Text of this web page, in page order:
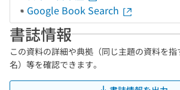
Google Book Search
書誌情報
この資料の詳細や典拠（同じ主題の資料を
名）等を確認できます。